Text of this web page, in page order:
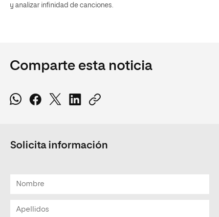
y analizar infinidad de canciones.
Comparte esta noticia
Solicita información